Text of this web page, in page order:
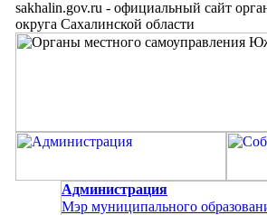
sakhalin.gov.ru - официальный сайт
округа Сахалинской области
Администрация
Мэр муниципального